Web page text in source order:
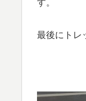
す。
最後にトレ